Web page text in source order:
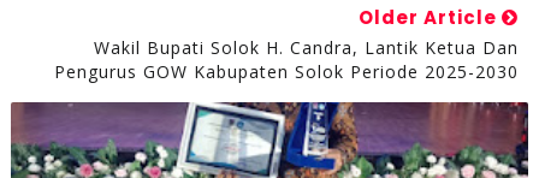
Older Article
Wakil Bupati Solok H. Candra, Lantik Ketua Dan
Pengurus GOW Kabupaten Solok Periode 2025-2030